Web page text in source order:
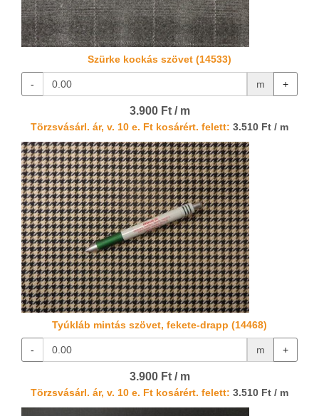
Szürke kockás szövet (14533)
- m +
3.900 Ft / m
Törzsvásárl. ár, v. 10 e. Ft kosárért. felett: 3.510 Ft / m
Tyúkláb mintás szövet, fekete-drapp (14468)
- m +
3.900 Ft / m
Törzsvásárl. ár, v. 10 e. Ft kosárért. felett: 3.510 Ft / m